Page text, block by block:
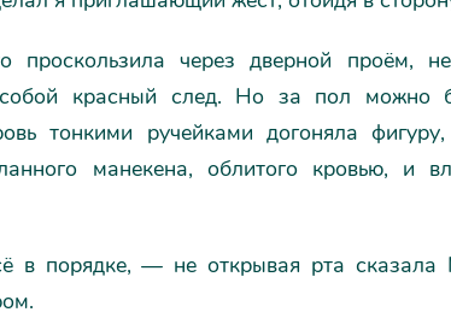
проскользила через дверной проём,
красный след. Но за пол можно
тонкими ручейками догоняла
манекена, облитого кровью, и
в порядке, — не открывая рта